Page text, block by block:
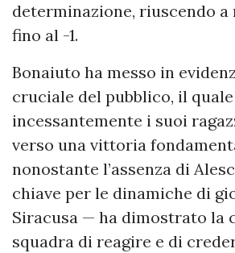
determinazione, riuscendo
fino al -1.
Bonaiuto ha messo in
cruciale del pubblico, il
incessantemente i suoi
verso una vittoria
nonostante l’assenza di
chiave per le dinamiche di
Siracusa — ha dimostrato la
squadra di reagire e di